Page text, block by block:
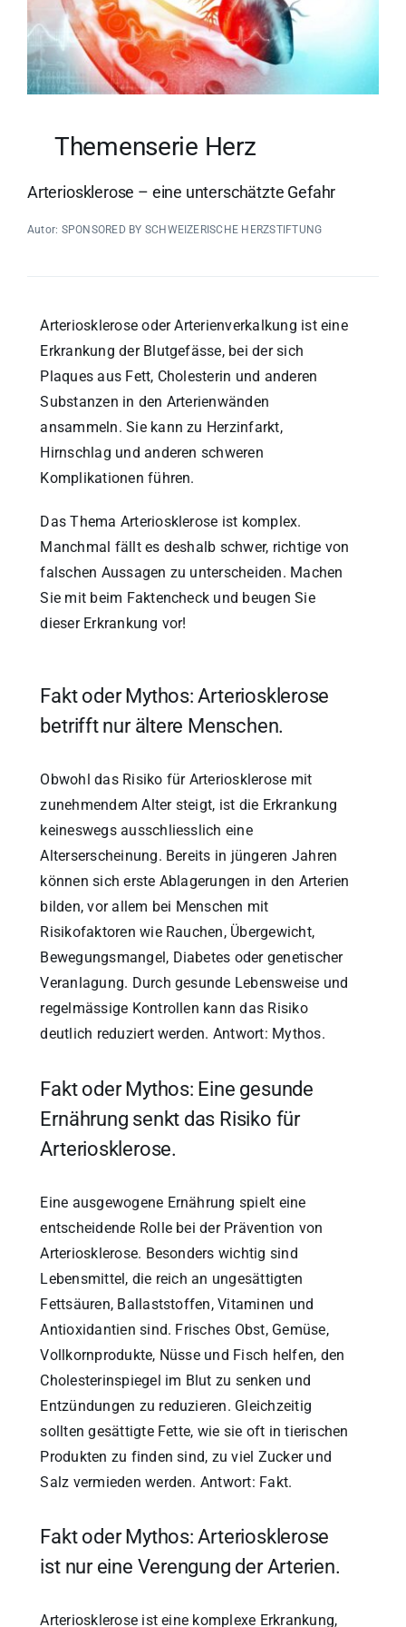
Themenserie Herz
Arteriosklerose – eine unterschätzte Gefahr
Autor: SPONSORED BY SCHWEIZERISCHE HERZSTIFTUNG
Arteriosklerose oder Arterienverkalkung ist eine
Erkrankung der Blutgefässe, bei der sich
Plaques aus Fett, Cholesterin und anderen
Substanzen in den Arterienwänden
ansammeln. Sie kann zu Herzinfarkt,
Hirnschlag und anderen schweren
Komplikationen führen.
Das Thema Arteriosklerose ist komplex.
Manchmal fällt es deshalb schwer, richtige von
falschen Aussagen zu unterscheiden. Machen
Sie mit beim Faktencheck und beugen Sie
dieser Erkrankung vor!
Fakt oder Mythos: Arteriosklerose
betrifft nur ältere Menschen.
Obwohl das Risiko für Arteriosklerose mit
zunehmendem Alter steigt, ist die Erkrankung
keineswegs ausschliesslich eine
Alterserscheinung. Bereits in jüngeren Jahren
können sich erste Ablagerungen in den Arterien
bilden, vor allem bei Menschen mit
Risikofaktoren wie Rauchen, Übergewicht,
Bewegungsmangel, Diabetes oder genetischer
Veranlagung. Durch gesunde Lebensweise und
regelmässige Kontrollen kann das Risiko
deutlich reduziert werden. Antwort: Mythos.
Fakt oder Mythos: Eine gesunde
Ernährung senkt das Risiko für
Arteriosklerose.
Eine ausgewogene Ernährung spielt eine
entscheidende Rolle bei der Prävention von
Arteriosklerose. Besonders wichtig sind
Lebensmittel, die reich an ungesättigten
Fettsäuren, Ballaststoffen, Vitaminen und
Antioxidantien sind. Frisches Obst, Gemüse,
Vollkornprodukte, Nüsse und Fisch helfen, den
Cholesterinspiegel im Blut zu senken und
Entzündungen zu reduzieren. Gleichzeitig
sollten gesättigte Fette, wie sie oft in tierischen
Produkten zu finden sind, zu viel Zucker und
Salz vermieden werden. Antwort: Fakt.
Fakt oder Mythos: Arteriosklerose
ist nur eine Verengung der Arterien.
Arteriosklerose ist eine komplexe Erkrankung,